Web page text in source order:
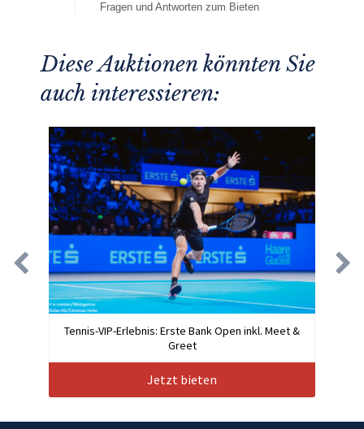
Fragen und Antworten zum Bieten
Diese Auktionen könnten Sie
auch interessieren:
Tennis-VIP-Erlebnis: Erste Bank Open inkl. Meet &
Greet
Jetzt bieten